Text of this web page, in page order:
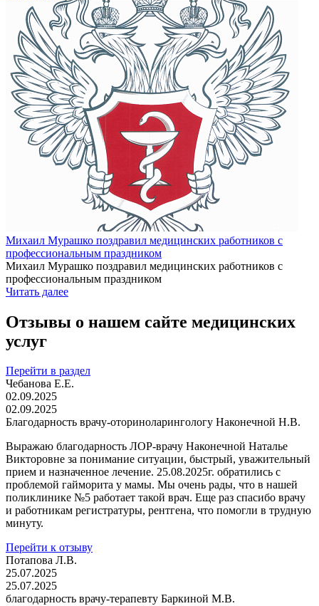
Михаил Мурашко поздравил медицинских работников с
профессиональным праздником
Михаил Мурашко поздравил медицинских работников с
профессиональным праздником
Читать далее
Отзывы о нашем сайте медицинских
услуг
Перейти в раздел
Чебанова Е.Е.
02.09.2025
02.09.2025
Благодарность врачу-оториноларингологу Наконечной Н.В.
Выражаю благодарность ЛОР-врачу Наконечной Наталье
Викторовне за понимание ситуации, быстрый, уважительный
прием и назначенное лечение. 25.08.2025г. обратились с
проблемой гайморита у мамы. Мы очень рады, что в нашей
поликлинике №5 работает такой врач. Еще раз спасибо врачу
и работникам регистратуры, рентгена, что помогли в трудную
минуту.
Перейти к отзыву
Потапова Л.В.
25.07.2025
25.07.2025
благодарность врачу-терапевту Баркиной М.В.